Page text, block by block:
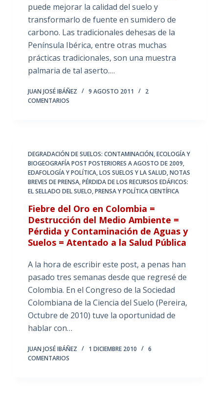
puede mejorar la calidad del suelo y
transformarlo de fuente en sumidero de
carbono. Las tradicionales dehesas de la
Península Ibérica, entre otras muchas
prácticas tradicionales, son una muestra
palmaria de tal aserto.…
JUAN JOSÉ IBÁÑEZ 9 AGOSTO 2011
2
COMENTARIOS
DEGRADACIÓN DE SUELOS: CONTAMINACIÓN,ECOLOGÍA Y
BIOGEOGRAFÍA POST POSTERIORES A AGOSTO DE 2009,
EDAFOLOGÍA Y POLÍTICA,LOS SUELOS Y LA SALUD,NOTAS
BREVES DE PRENSA,PÉRDIDA DE LOS RECURSOS EDÁFICOS:
EL SELLADO DEL SUELO,PRENSA Y POLÍTICA CIENTÍFICA
Fiebre del Oro en Colombia =
Destrucción del Medio Ambiente =
Pérdida y Contaminación de Aguas y
Suelos = Atentado a la Salud Pública
A la hora de escribir este post, a penas han
pasado tres semanas desde que regresé de
Colombia. En el Congreso de la Sociedad
Colombiana de la Ciencia del Suelo (Pereira,
Octubre de 2010) tuve la oportunidad de
hablar con…
JUAN JOSÉ IBÁÑEZ 1 DICIEMBRE 2010
6
COMENTARIOS